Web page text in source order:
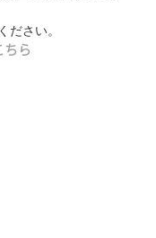
ださい。
ちら